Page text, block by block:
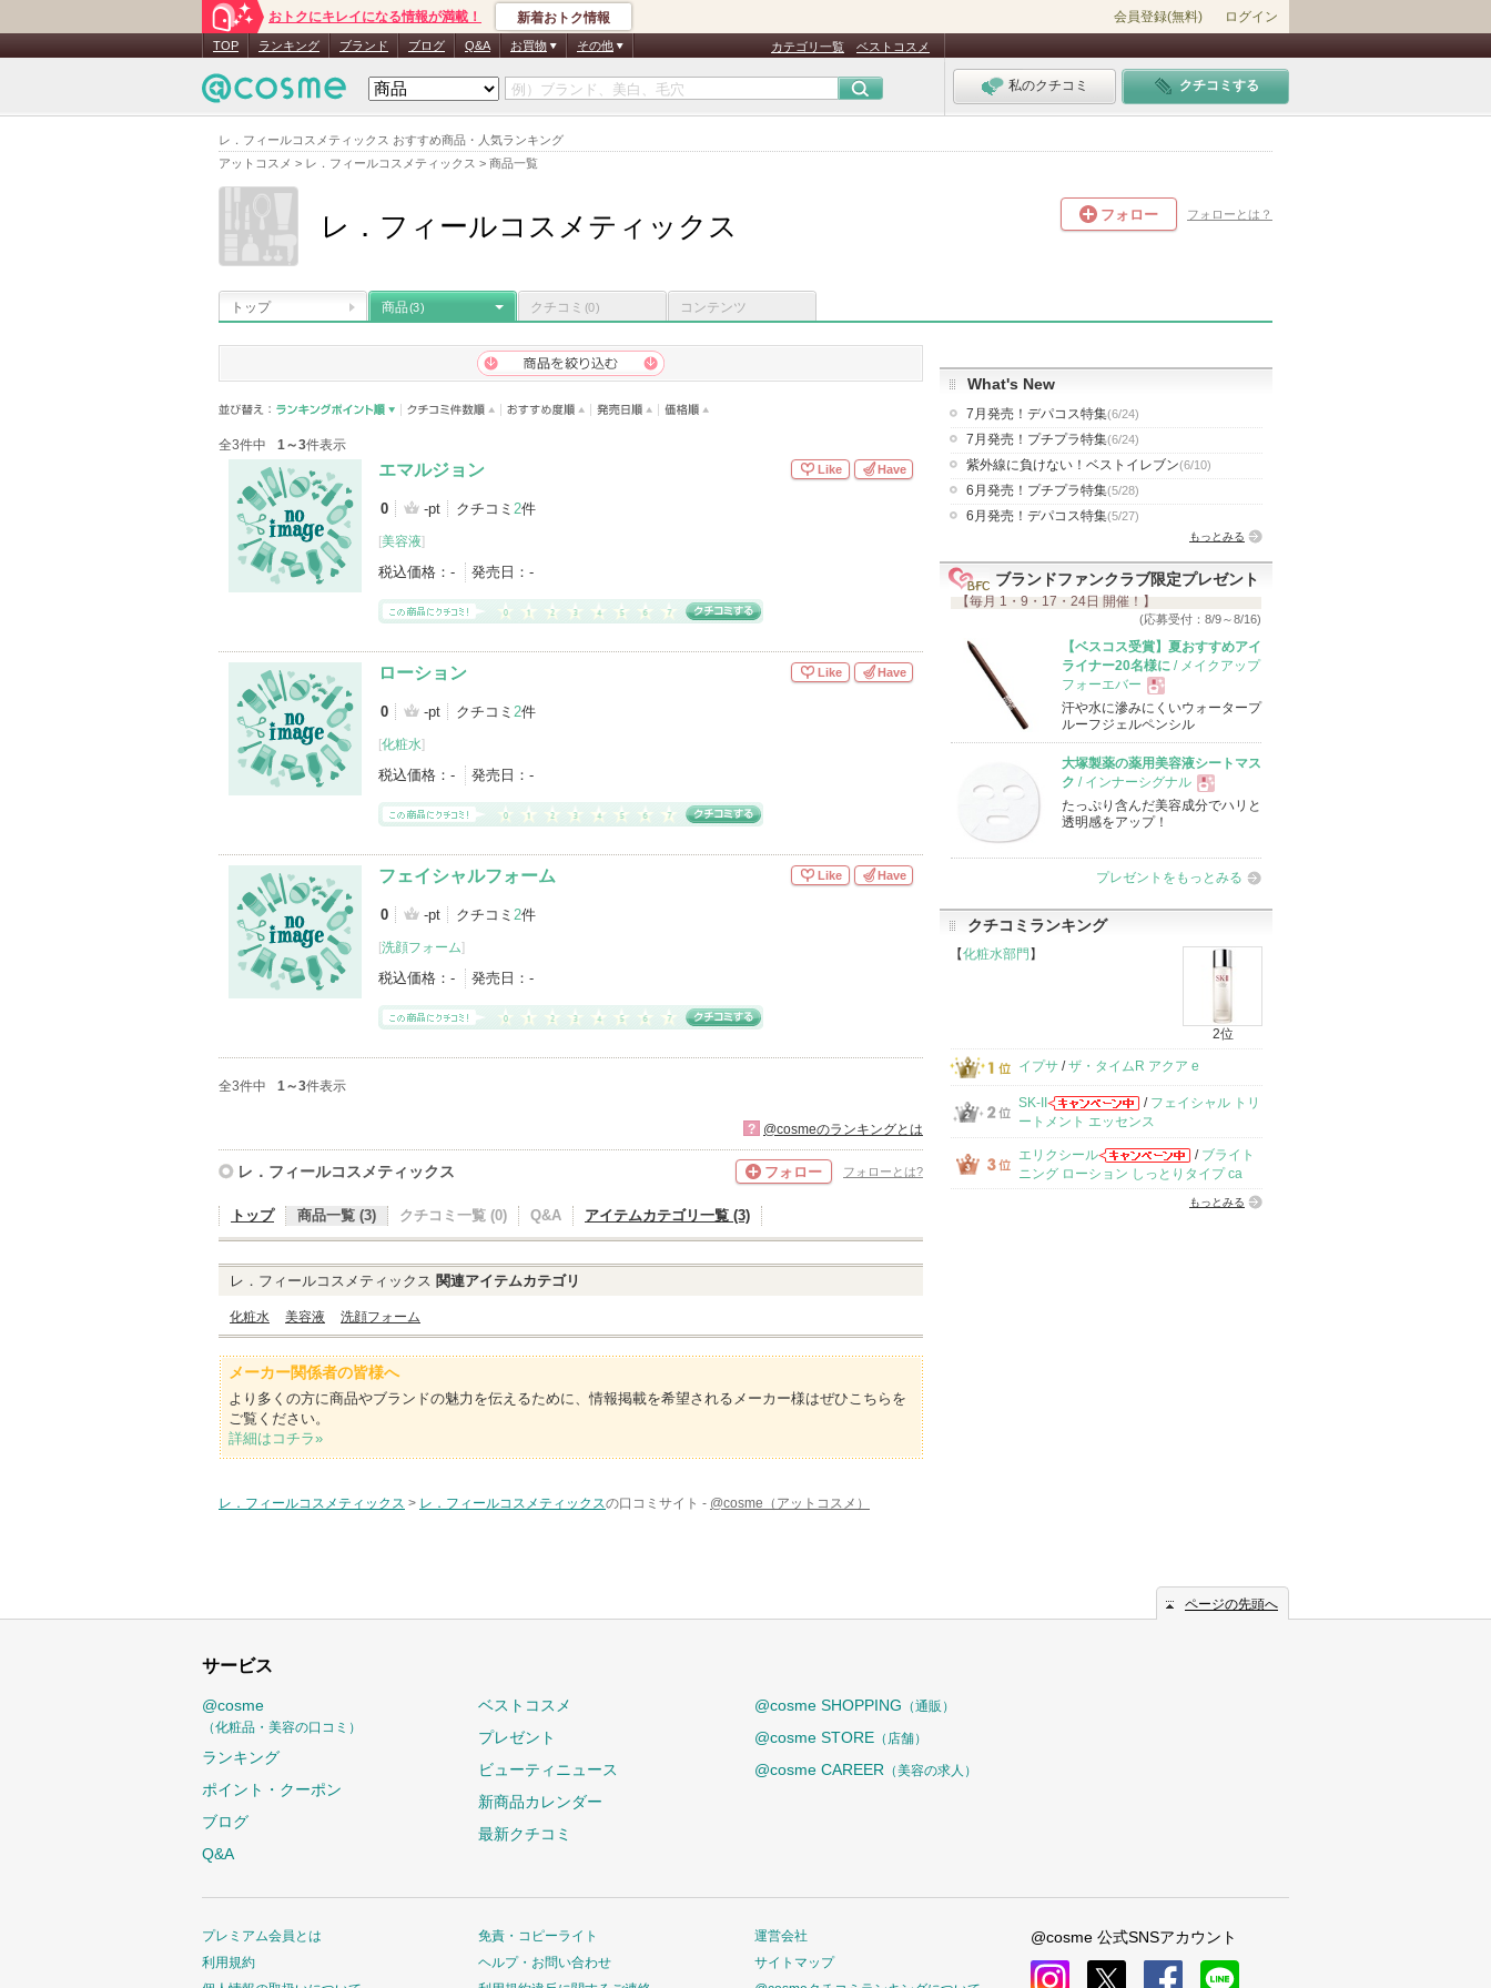
レ．フィールコスメティックス おすすめ商品・人気ランキング
アットコスメ > レ．フィールコスメティックス > 商品一覧
おトクにキレイになる情報が満載！ 新着おトク情報 会員登録(無料) ログイン
TOP ランキング ブランド ブログ Q&A お買物 その他 カテゴリ一覧 ベストコスメ
私のクチコミ クチコミする
レ．フィールコスメティックス フォロー フォローとは？
トップ 商品(3) クチコミ (0) コンテンツ
全3件中 1～3件表示
エマルジョン
0 -pt クチコミ 2件
[美容液]
税込価格： - 発売日： -
Like Have
ローション
0 -pt クチコミ 2件
[化粧水]
税込価格： - 発売日： -
Like Have
フェイシャルフォーム
0 -pt クチコミ 2件
[洗顔フォーム]
税込価格： - 発売日： -
Like Have
全3件中 1～3件表示
? @cosmeのランキングとは
レ．フィールコスメティックス フォロー フォローとは?
トップ 商品一覧 (3) クチコミ一覧 (0) Q&A アイテムカテゴリ一覧 (3)
レ．フィールコスメティックス 関連アイテムカテゴリ
化粧水 美容液 洗顔フォーム
メーカー関係者の皆様へ
より多くの方に商品やブランドの魅力を伝えるために、情報掲載を希望されるメーカー様はぜひこちらを
ご覧ください。
詳細はコチラ»
レ．フィールコスメティックス > レ．フィールコスメティックスの口コミサイト - @cosme（アットコスメ）
What's New
7月発売！デパコス特集(6/24)
7月発売！プチプラ特集(6/24)
紫外線に負けない！ベストイレブン(6/10)
6月発売！プチプラ特集(5/28)
6月発売！デパコス特集(5/27)
もっとみる
ブランドファンクラブ限定プレゼント
【毎月 1・9・17・24日 開催！】
(応募受付：8/9～8/16)
【ベスコス受賞】夏おすすめアイ
ライナー20名様に / メイクアップ
フォーエバー
現
品
汗や水に滲みにくいウォータープ
ルーフジェルペンシル
大塚製薬の薬用美容液シートマス
ク / インナーシグナル
現
品
たっぷり含んだ美容成分でハリと
透明感をアップ！
プレゼントをもっとみる
クチコミランキング
【化粧水部門 】
2位
イプサ /ザ・タイムR アクア e
SK-II / フェイシャル トリ
ートメント エッセンス
エリクシール / ブライト
ニング ローション しっとりタイプ ca
もっとみる
ページの先頭へ
サービス
@cosme
（化粧品・美容の口コミ）
ランキング
ポイント・クーポン
ブログ
Q&A
ベストコスメ
プレゼント
ビューティニュース
新商品カレンダー
最新クチコミ
@cosme SHOPPING （通販）
@cosme STORE （店舗）
@cosme CAREER （美容の求人）
プレミアム会員とは
利用規約
免責・コピーライト
ヘルプ・お問い合わせ
運営会社
サイトマップ
@cosme 公式SNSアカウント